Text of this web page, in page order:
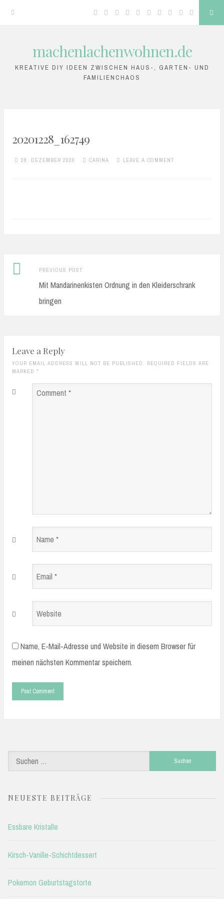
FacebookTwitterGoogleLinkedinInstagram
YouTubePinterestTumblr
VK
machenlachenwohnen.de
KREATIVE DIY IDEEN ZWISCHEN HAUS-, GARTEN- UND
FAMILIENCHAOS
20201228_162749
28. DEZEMBER 2020 CARINA LEAVE A COMMENT
Post
navigation
PREVIOUS POSTPrevious
post:
Mit Mandarinenkisten Ordnung in den Kleiderschrank
bringen
Leave a Reply
YOUR EMAIL ADDRESS WILL NOT BE PUBLISHED. REQUIRED FIELDS ARE
MARKED *
Comment
Name, E-Mail-Adresse und Website in diesem Browser für
meinen nächsten Kommentar speichern.
nach:
NEUESTE BEITRÄGE
Essbare Kristalle
Kirsch-Vanille-Schichtdessert
Pokemon Geburtstagstorte